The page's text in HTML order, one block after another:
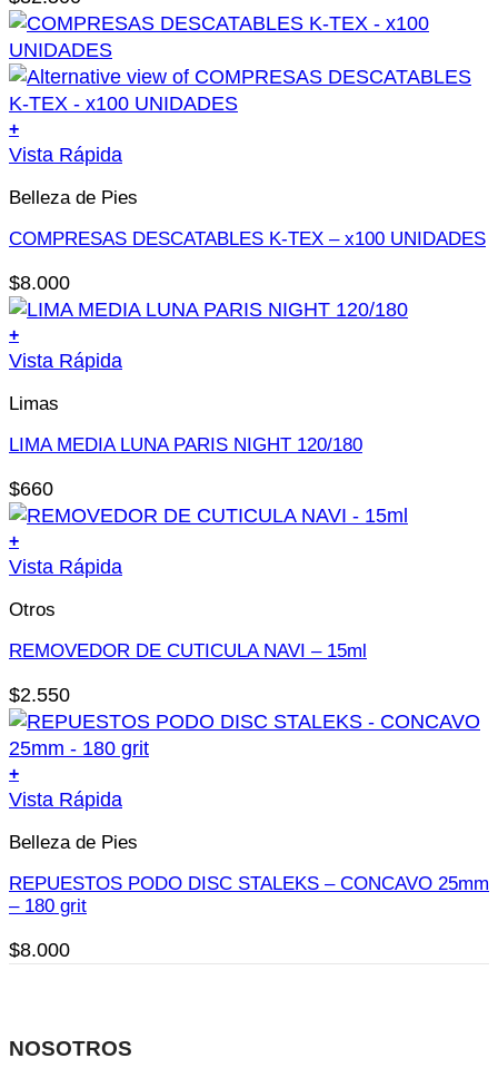
producto
+
Este
tiene
múltiples
Las
opciones
se
pueden
elegir
la
de
producto
Vista Rápida
Belleza de Pies
COMPRESAS DESCATABLES K-TEX – x100 UNIDADES
$8.000
+
Vista Rápida
Limas
LIMA MEDIA LUNA PARIS NIGHT 120/180
$660
+
Vista Rápida
Otros
REMOVEDOR DE CUTICULA NAVI – 15ml
$2.550
+
Vista Rápida
Belleza de Pies
REPUESTOS PODO DISC STALEKS – CONCAVO 25mm
– 180 grit
$8.000
NOSOTROS